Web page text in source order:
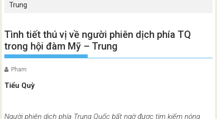
Trung
Tình tiết thú vị về người phiên dịch phía TQ
trong hội đàm Mỹ – Trung
Pham
Tiểu Quỳ
Người phiên dịch phía Trung Quốc bất ngờ được tìm kiếm nóng